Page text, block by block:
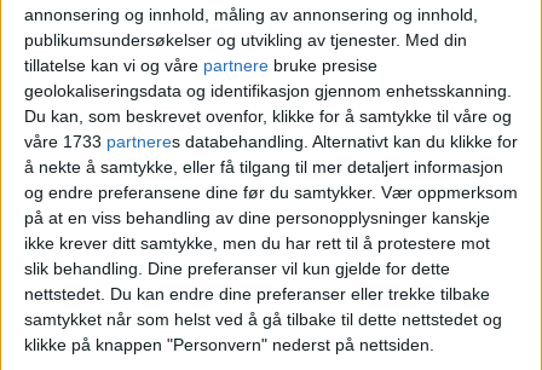
annonsering og innhold, måling av annonsering og innhold,
publikumsundersøkelser og utvikling av tjenester. Med din
tillatelse kan vi og våre partnere bruke presise
geolokaliseringsdata og identifikasjon gjennom enhetsskanning.
Du kan, som beskrevet ovenfor, klikke for å samtykke til våre og
våre 1733 partneres databehandling. Alternativt kan du klikke for
å nekte å samtykke, eller få tilgang til mer detaljert informasjon
og endre preferansene dine før du samtykker. Vær oppmerksom
på at en viss behandling av dine personopplysninger kanskje
ikke krever ditt samtykke, men du har rett til å protestere mot
slik behandling. Dine preferanser vil kun gjelde for dette
nettstedet. Du kan endre dine preferanser eller trekke tilbake
samtykket når som helst ved å gå tilbake til dette nettstedet og
klikke på knappen "Personvern" nederst på nettsiden.
– Brannen er trolig knyttet til
ventilasjonsanlegget, tvitret politiet i
Osloved 19-tiden lørdag, før de
konstaterte at det var full fyr i
kledningen. Så tok brannen seg opp i
takkonstruksjonen.
- Hjertet iOslo